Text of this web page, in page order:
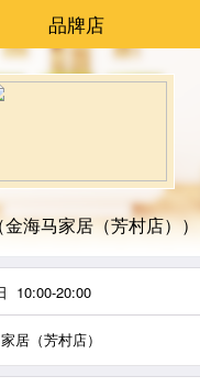
品牌店
金海马家居（芳村店））
10:00-20:00
居（芳村店）